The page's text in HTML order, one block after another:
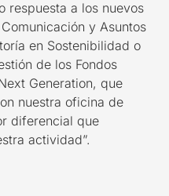
respuesta a los nuevos
y Asuntos
en Sostenibilidad o
de los Fondos
Generation, que
nuestra oficina de
diferencial que
actividad”.